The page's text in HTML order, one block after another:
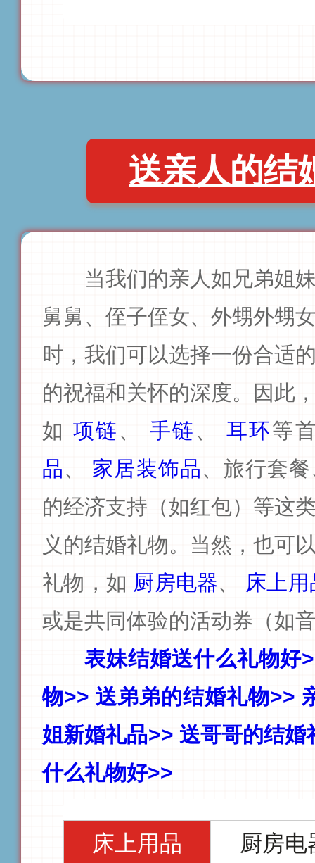
送亲人的结
当我们的亲人如兄弟姐
舅舅、侄子侄女、外甥外甥
时，我们可以选择一份合适
的祝福和关怀的深度。
因此
如 项链 、 手链 、 耳环等
品、 家居装饰品、旅行套
的经济支持（如红包）等这
义的结婚礼物。当然，也可
礼物，如 厨房电器、
床上用
或是共同体验的活动券（如
表妹结婚送什么礼物好
物>> 送弟弟的结婚礼物>>
姐新婚礼品>> 送哥哥的结婚
什么礼物好>>
床上用品 厨房电